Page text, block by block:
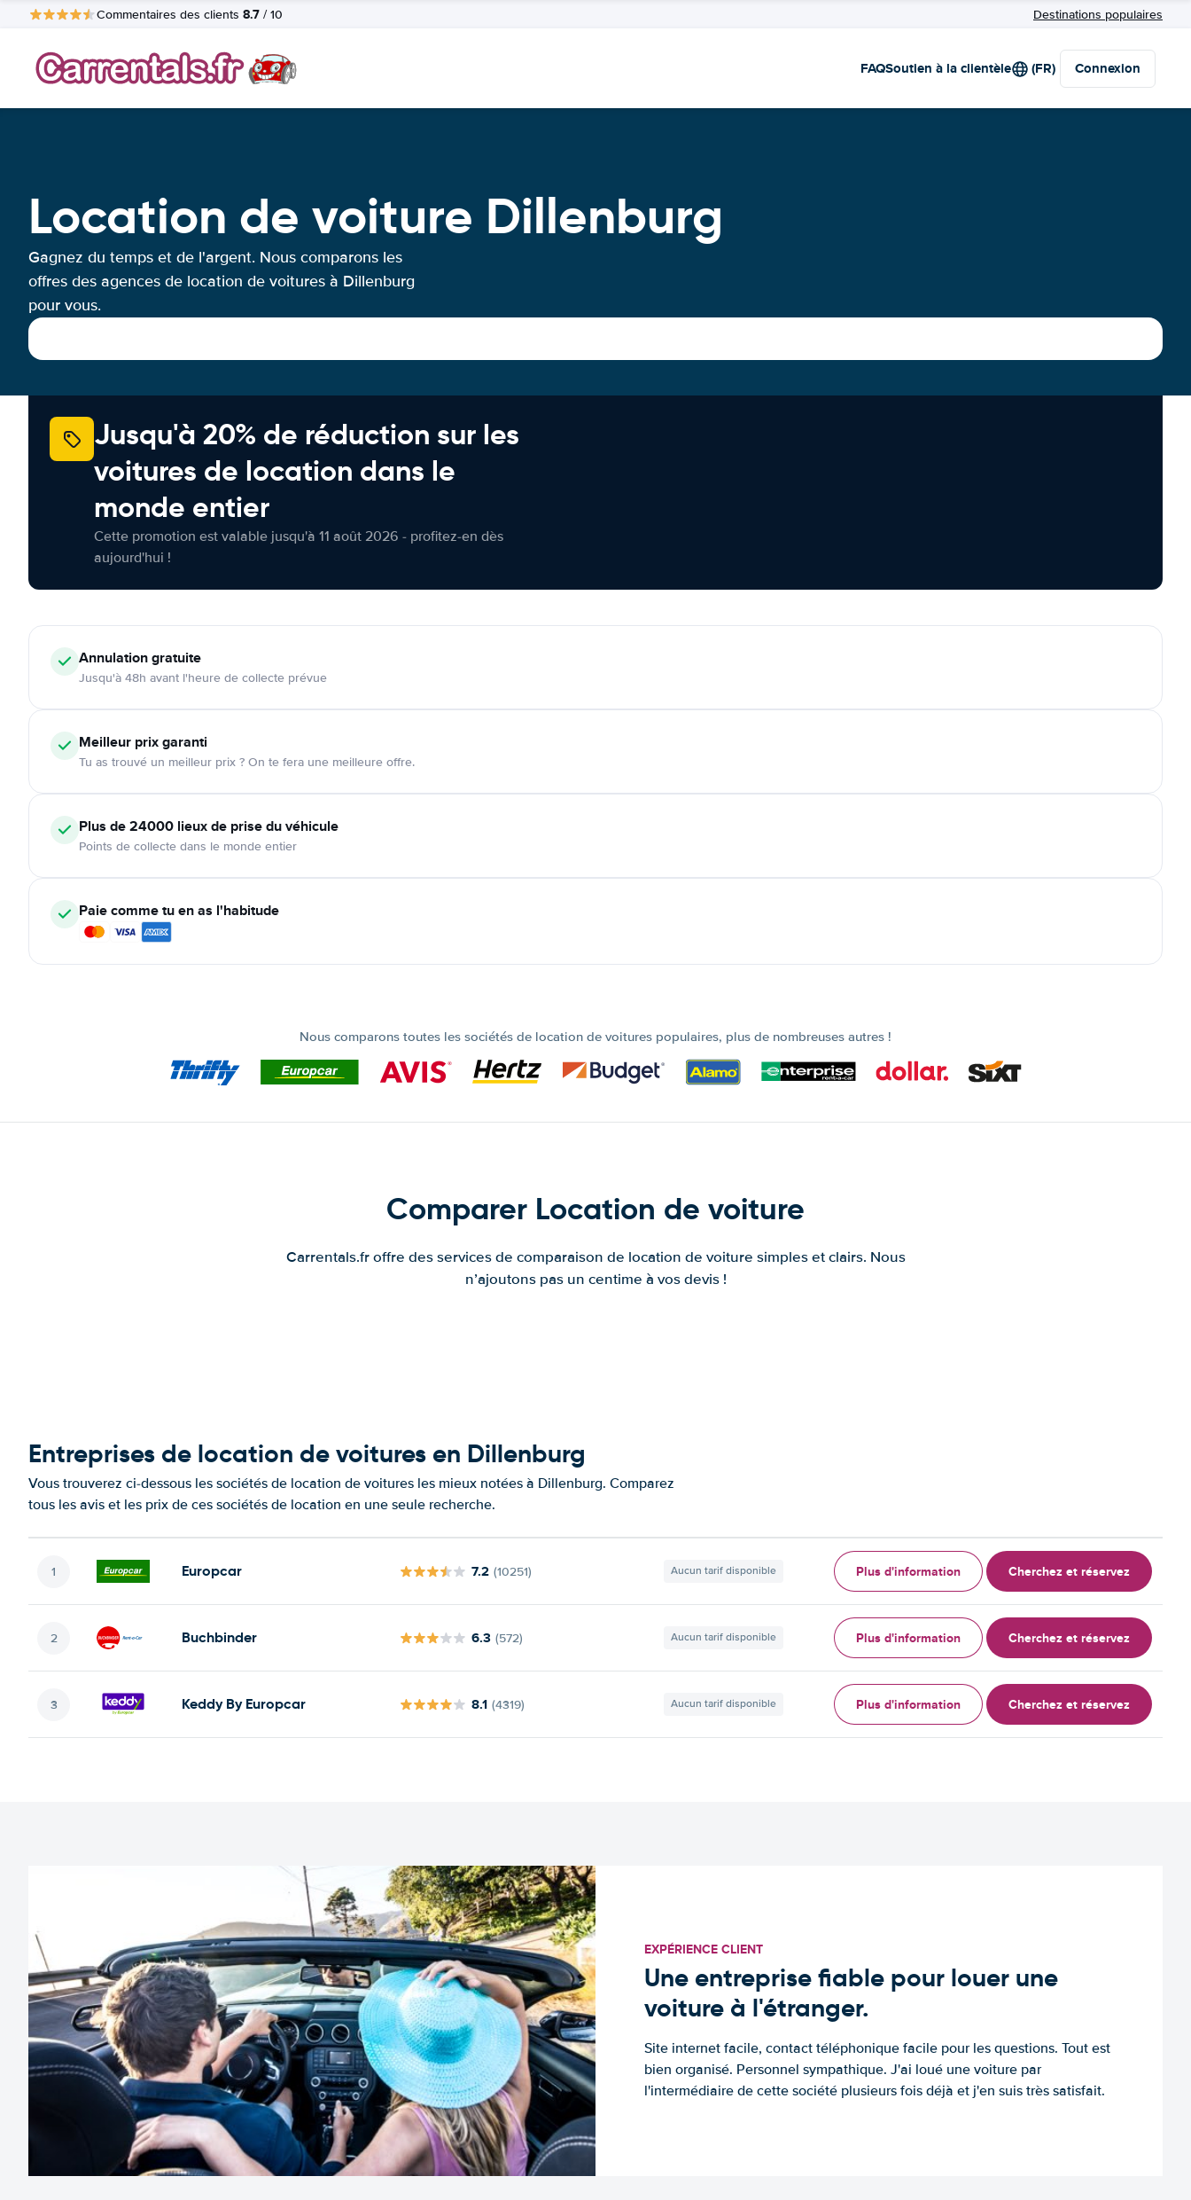
Commentaires des clients 8.7 / 10 Destinations populaires
FAQSoutien à la clientèle (FR) Connexion
Location de voiture Dillenburg
Gagnez du temps et de l'argent. Nous comparons les
offres des agences de location de voitures à Dillenburg
pour vous.
Jusqu'à 20% de réduction sur les
voitures de location dans le
monde entier
Cette promotion est valable jusqu'à 11 août 2026 - profitez-en dès
aujourd'hui !
Annulationgratuite
Jusqu'à 48h avant l'heure de collecte prévue
Meilleur prix garanti
Tu as trouvé un meilleur prix ? On te fera une meilleure offre.
Plus de 24000 lieux de prise du véhicule
Points de collecte dans le monde entier
Paie comme tu en as l'habitude
Nous comparons toutes les sociétés de location de voitures populaires, plus de nombreuses autres !
Comparer Location de voiture
Carrentals.fr offre des services de comparaison de location de voiture simples et clairs. Nous
n’ajoutons pas un centime à vos devis !
Entreprises de location de voitures en Dillenburg
Vous trouverez ci-dessous les sociétés de location de voitures les mieux notées à Dillenburg. Comparez
tous les avis et les prix de ces sociétés de location en une seule recherche.
Europcar 7.2 (10251) Aucun tarif disponible Plus d'information Cherchez et réservez
Buchbinder 6.3 (572) Aucun tarif disponible Plus d'information Cherchez et réservez
Keddy By Europcar 8.1 (4319) Aucun tarif disponible Plus d'information Cherchez et réservez
EXPÉRIENCE CLIENT
Une entreprise fiable pour louer une
voiture à l'étranger.
Site internet facile, contact téléphonique facile pour les questions. Tout est
bien organisé. Personnel sympathique. J'ai loué une voiture par
l'intermédiaire de cette société plusieurs fois déjà et j'en suis très satisfait.